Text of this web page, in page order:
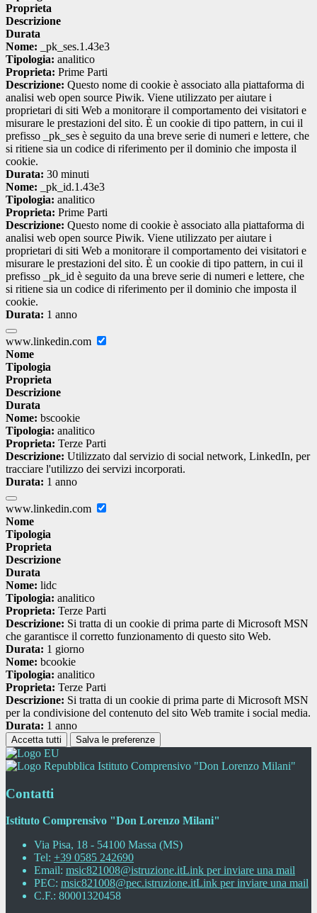
Proprieta
Descrizione
Durata
Nome: _pk_ses.1.43e3
Tipologia: analitico
Proprieta: Prime Parti
Descrizione: Questo nome di cookie è associato alla piattaforma di
analisi web open source Piwik. Viene utilizzato per aiutare i
proprietari di siti Web a monitorare il comportamento dei visitatori e
misurare le prestazioni del sito. È un cookie di tipo pattern, in cui il
prefisso _pk_ses è seguito da una breve serie di numeri e lettere, che
si ritiene sia un codice di riferimento per il dominio che imposta il
cookie.
Durata: 30 minuti
Nome: _pk_id.1.43e3
Tipologia: analitico
Proprieta: Prime Parti
Descrizione: Questo nome di cookie è associato alla piattaforma di
analisi web open source Piwik. Viene utilizzato per aiutare i
proprietari di siti Web a monitorare il comportamento dei visitatori e
misurare le prestazioni del sito. È un cookie di tipo pattern, in cui il
prefisso _pk_id è seguito da una breve serie di numeri e lettere, che
si ritiene sia un codice di riferimento per il dominio che imposta il
cookie.
Durata: 1 anno
www.linkedin.com
Nome
Tipologia
Proprieta
Descrizione
Durata
Nome: bscookie
Tipologia: analitico
Proprieta: Terze Parti
Descrizione: Utilizzato dal servizio di social network, LinkedIn, per
tracciare l'utilizzo dei servizi incorporati.
Durata: 1 anno
www.linkedin.com
Nome
Tipologia
Proprieta
Descrizione
Durata
Nome: lidc
Tipologia: analitico
Proprieta: Terze Parti
Descrizione: Si tratta di un cookie di prima parte di Microsoft MSN
che garantisce il corretto funzionamento di questo sito Web.
Durata: 1 giorno
Nome: bcookie
Tipologia: analitico
Proprieta: Terze Parti
Descrizione: Si tratta di un cookie di prima parte di Microsoft MSN
per la condivisione del contenuto del sito Web tramite i social media.
Durata: 1 anno
Accetta tutti Salva le preferenze
Istituto Comprensivo "Don Lorenzo Milani"
Contatti
Istituto Comprensivo "Don Lorenzo Milani"
Via Pisa, 18 - 54100 Massa (MS)
Tel: +39 0585 242690
Email: msic821008@istruzione.itLink per inviare una mail
PEC: msic821008@pec.istruzione.itLink per inviare una mail
C.F.: 80001320458